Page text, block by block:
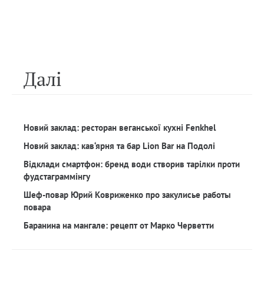
Далi
Новий заклад: ресторан веганської кухні Fenkhel
Новий заклад: кав‘ярня та бар Lion Bar на Подолі
Відклади смартфон: бренд води створив тарілки проти
фудстаграммінгу
Шеф-повар Юрий Ковриженко про закулисье работы
повара
Баранина на мангале: рецепт от Марко Черветти